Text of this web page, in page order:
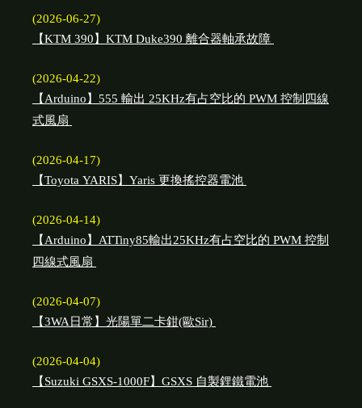
(2026-06-27)
【KTM 390】KTM Duke390 離合器軸承故障
(2026-04-22)
【Arduino】555 輸出 25KHz有占空比的 PWM 控制四線
式風扇
(2026-04-17)
【Toyota YARIS】Yaris 更換搖控器電池
(2026-04-14)
【Arduino】ATTiny85輸出25KHz有占空比的 PWM 控制
四線式風扇
(2026-04-07)
【3WA日常】光陽單二卡鉗(歐Sir)
(2026-04-04)
【Suzuki GSXS-1000F】GSXS 自製鋰鐵電池